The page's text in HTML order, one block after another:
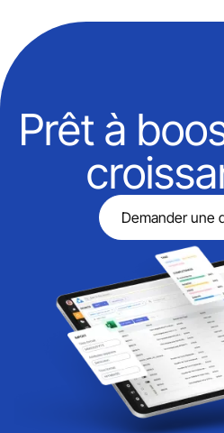
Prêt à
Demander une